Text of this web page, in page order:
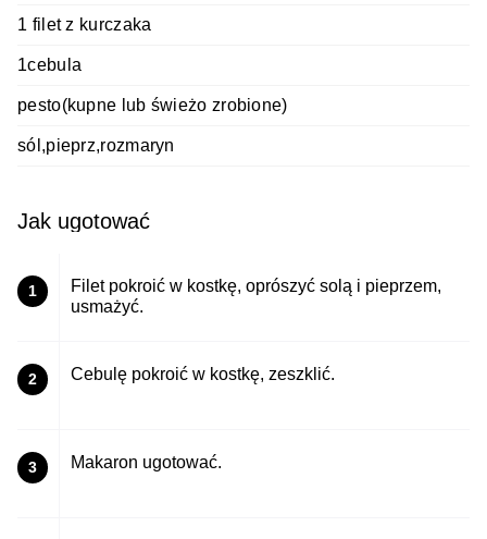
1 filet z kurczaka
1cebula
pesto(kupne lub świeżo zrobione)
sól,pieprz,rozmaryn
Jak ugotować
1
Filet pokroić w kostkę, oprószyć solą i pieprzem,
usmażyć.
2 Cebulę pokroić w kostkę, zeszklić.
3 Makaron ugotować.